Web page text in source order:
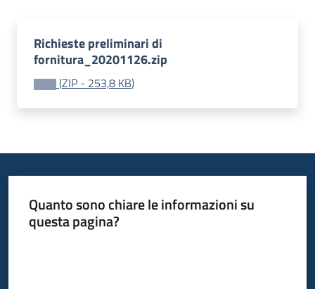
acquisto
Supporto
Richieste preliminari di
fornitura_20201126.zip
(ZIP - 253,8 KB)
Quanto sono chiare le informazioni su
questa pagina?